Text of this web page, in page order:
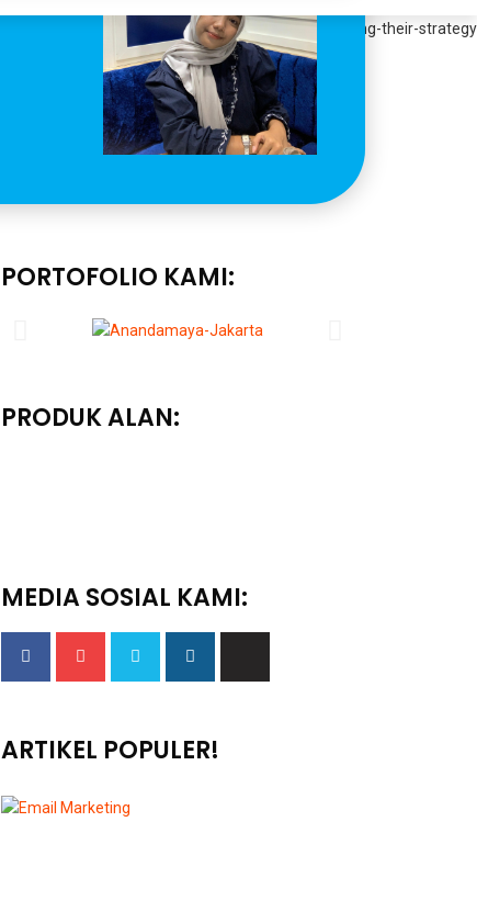
PORTOFOLIO KAMI:
PRODUK ALAN:
MEDIA SOSIAL KAMI:
ARTIKEL POPULER!